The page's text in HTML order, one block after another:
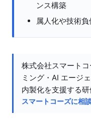
ンス構築
属人化や技術
株式会社スマート
ミング・AI エージ
内製化を支援する
スマートコーズに相